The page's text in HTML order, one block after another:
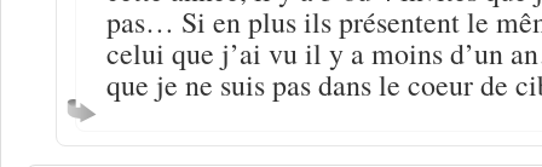
pas… Si en plus ils présentent le
celui que j’ai vu il y a moins d’un
que je ne suis pas dans le coeur de